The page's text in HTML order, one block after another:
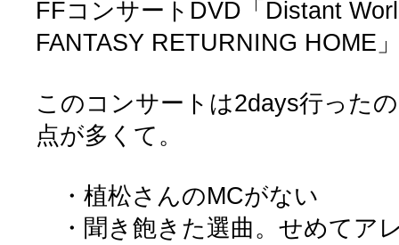
FFコンサートDVD「Distant
FANTASY RETURNING HOME
このコンサートは2days行った
点が多くて。
・植松さんのMCがない
・聞き飽きた選曲。せめてア